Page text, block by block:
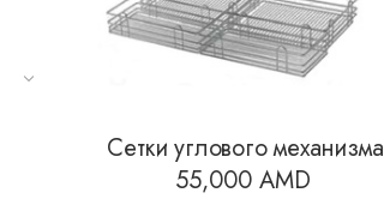
Сетки углового механизма
55,000 AMD